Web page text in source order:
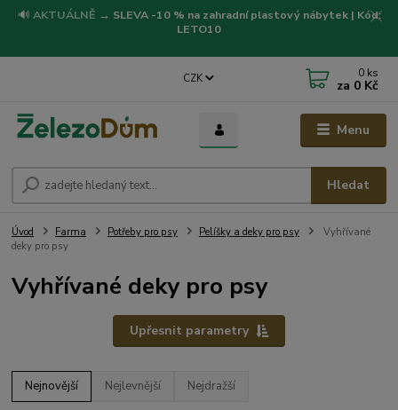
🔊 AKTUÁLNĚ → SLEVA -10 % na zahradní plastový nábytek | Kód:
LETO10
Menu
CZK
Hledat
0 ks
za 0 Kč
Úvod Farma Potřeby pro psy Pelíšky a deky pro psy
Vyhřívané
deky pro psy
Vyhřívané deky pro psy
Upřesnit parametry
Nejnovější Nejlevnější Nejdražší